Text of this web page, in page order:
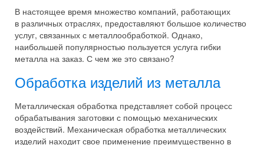
В настоящее время множество компаний, работающих
в различных отраслях, предоставляют большое количество
услуг, связанных с металлообработкой. Однако,
наибольшей популярностью пользуется услуга гибки
металла на заказ. С чем же это связано?
Обработка изделий из металла
Металлическая обработка представляет собой процесс
обрабатывания заготовки с помощью механических
воздействий. Механическая обработка металлических
изделий находит свое применение преимущественно в